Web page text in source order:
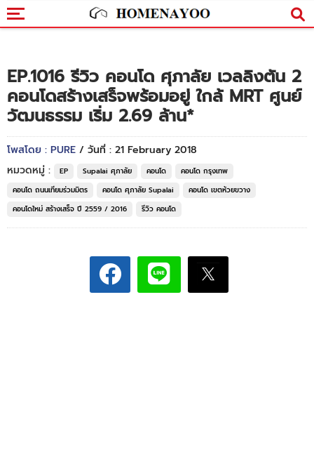
EP.1016 รีวิว คอนโด ศุภาลัย เวลลิงตัน 2
คอนโดสร้างเสร็จพร้อมอยู่ ใกล้ MRT ศูนย์
วัฒนธรรม เริ่ม 2.69 ล้าน*
โพสโดย : PURE / วันที่ : 21 February 2018
หมวดหมู่ :
EP Supalai ศุภาลัย คอนโด
คอนโด กรุงเทพ
คอนโด ถนนเทียมร่วมมิตร
คอนโด ศุภาลัย Supalai
คอนโด เขตห้วยขวาง
คอนโดใหม่ สร้างเสร็จ ปี 2559 / 2016
รีวิว คอนโด